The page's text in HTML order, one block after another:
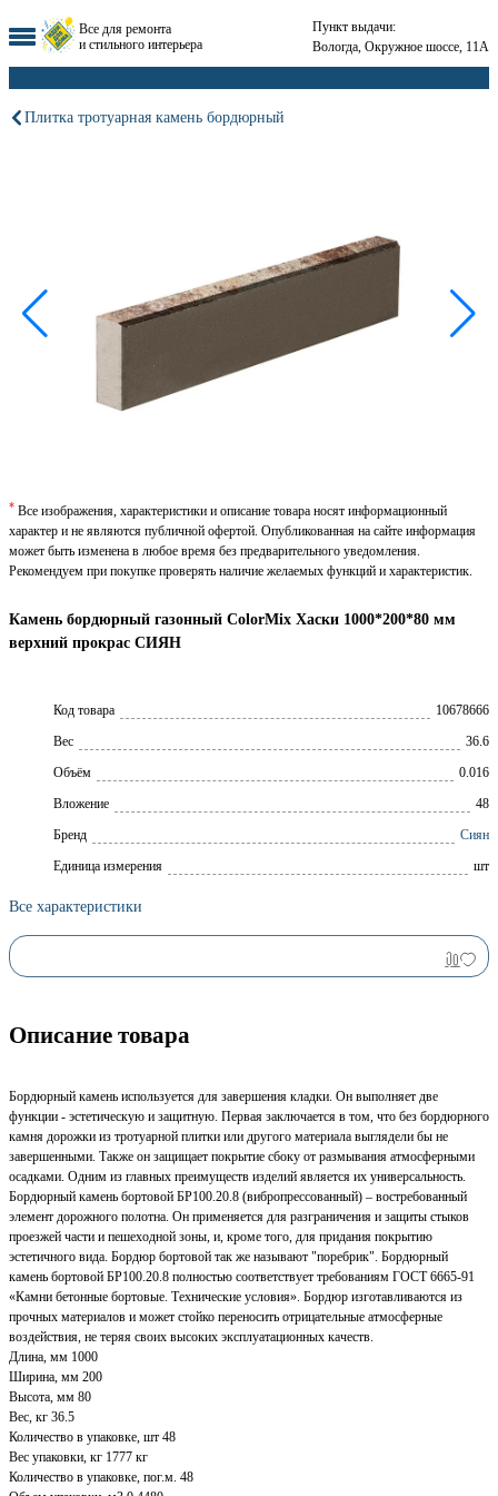
Все для ремонта
и стильного интерьера
Пункт выдачи:
Вологда, Окружное шоссе, 11А
Плитка тротуарная камень бордюрный
Камень бордюрный газонный ColorMix Хаски 1000*200*80 мм
верхний прокрас СИЯН
Код товара
10678666
Вес
36.6
Объём
0.016
Вложение
48
Брeнд
Сиян
Единица измерения
шт
Все характеристики
* Все изображения, характеристики и описание товара носят информационный
характер и не являются публичной офертой. Опубликованная на сайте информация
может быть изменена в любое время без предварительного уведомления.
Рекомендуем при покупке проверять наличие желаемых функций и характеристик.
Описание товара
Бордюрный камень используется для завершения кладки. Он выполняет две
функции - эстетическую и защитную. Первая заключается в том, что без бордюрного
камня дорожки из тротуарной плитки или другого материала выглядели бы не
завершенными. Также он защищает покрытие сбоку от размывания атмосферными
осадками. Одним из главных преимуществ изделий является их универсальность.
Бордюрный камень бортовой БР100.20.8 (вибропрессованный) – востребованный
элемент дорожного полотна. Он применяется для разграничения и защиты стыков
проезжей части и пешеходной зоны, и, кроме того, для придания покрытию
эстетичного вида. Бордюр бортовой так же называют "поребрик". Бордюрный
камень бортовой БР100.20.8 полностью соответствует требованиям ГОСТ 6665-91
«Камни бетонные бортовые. Технические условия». Бордюр изготавливаются из
прочных материалов и может стойко переносить отрицательные атмосферные
воздействия, не теряя своих высоких эксплуатационных качеств.
Длина, мм 1000
Ширина, мм 200
Высота, мм 80
Вес, кг 36.5
Количество в упаковке, шт 48
Вес упаковки, кг 1777 кг
Количество в упаковке, пог.м. 48